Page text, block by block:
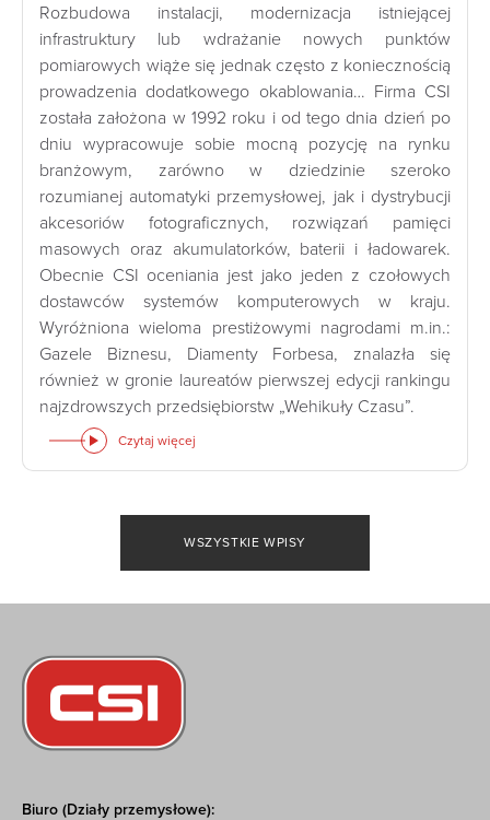
Rozbudowa instalacji, modernizacja istniejącej
infrastruktury lub wdrażanie nowych punktów
pomiarowych wiąże się jednak często z koniecznością
prowadzenia dodatkowego okablowania… Firma CSI
została założona w 1992 roku i od tego dnia dzień po
dniu wypracowuje sobie mocną pozycję na rynku
branżowym, zarówno w dziedzinie szeroko
rozumianej automatyki przemysłowej, jak i dystrybucji
akcesoriów fotograficznych, rozwiązań pamięci
masowych oraz akumulatorków, baterii i ładowarek.
Obecnie CSI oceniania jest jako jeden z czołowych
dostawców systemów komputerowych w kraju.
Wyróżniona wieloma prestiżowymi nagrodami m.in.:
Gazele Biznesu, Diamenty Forbesa, znalazła się
również w gronie laureatów pierwszej edycji rankingu
najzdrowszych przedsiębiorstw „Wehikuły Czasu”.
Czytaj więcej
WSZYSTKIE WPISY
Biuro (Działy przemysłowe):